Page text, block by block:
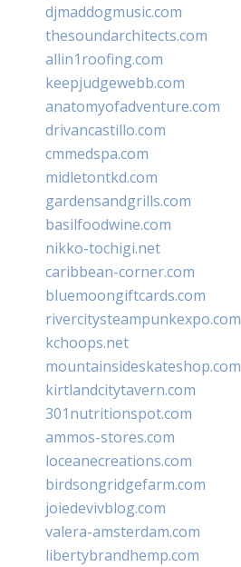
djmaddogmusic.com
thesoundarchitects.com
allin1roofing.com
keepjudgewebb.com
anatomyofadventure.com
drivancastillo.com
cmmedspa.com
midletontkd.com
gardensandgrills.com
basilfoodwine.com
nikko-tochigi.net
caribbean-corner.com
bluemoongiftcards.com
rivercitysteampunkexpo.com
kchoops.net
mountainsideskateshop.com
kirtlandcitytavern.com
301nutritionspot.com
ammos-stores.com
loceanecreations.com
birdsongridgefarm.com
joiedevivblog.com
valera-amsterdam.com
libertybrandhemp.com